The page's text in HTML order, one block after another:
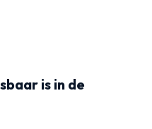
is in de